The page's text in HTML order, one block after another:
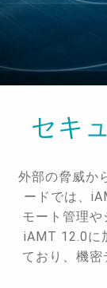
セキ
外部の脅威か
ードでは、
モート管理や
iAMT 12.0に
ており、機